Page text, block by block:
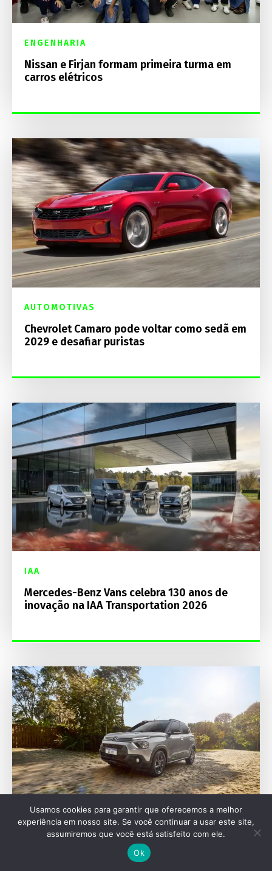
ENGENHARIA
Nissan e Firjan formam primeira turma em
carros elétricos
AUTOMOTIVAS
Chevrolet Camaro pode voltar como sedã em
2029 e desafiar puristas
IAA
Mercedes-Benz Vans celebra 130 anos de
inovação na IAA Transportation 2026
MERCADO
Citroën cresce em julho impulsionada por C3,
Usamos cookies para garantir que oferecemos a melhor
experiência em nosso site. Se você continuar a usar este site,
assumiremos que você está satisfeito com ele.
Ok